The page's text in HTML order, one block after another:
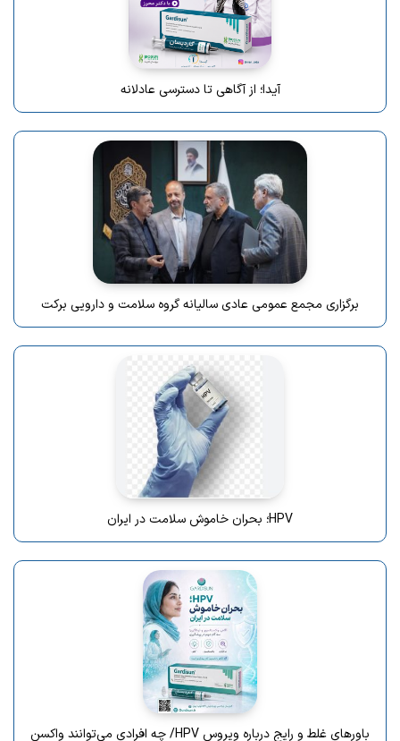
آیدا؛ از آگاهی تا دسترسی عادلانه
برگزاری مجمع عمومی عادی سالیانه گروه سلامت و دارویی برکت
HPV؛ بحران خاموش سلامت در ایران
باورهای غلط و رایج درباره ویروس HPV/ چه افرادی می‌توانند واکسن